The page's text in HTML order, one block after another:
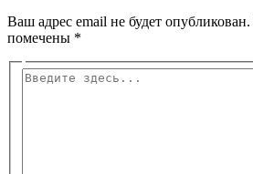
Ваш адрес email не будет опубликован.
помечены *
Введите